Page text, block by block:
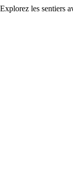
Explorez les sentiers